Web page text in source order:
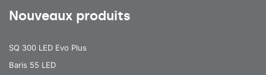
Nouveaux produits
SQ 300 LED Evo Plus
Baris 55 LED